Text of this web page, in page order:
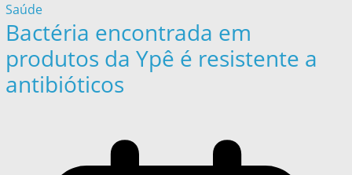
Saúde
Bactéria encontrada em
produtos da Ypê é resistente a
antibióticos